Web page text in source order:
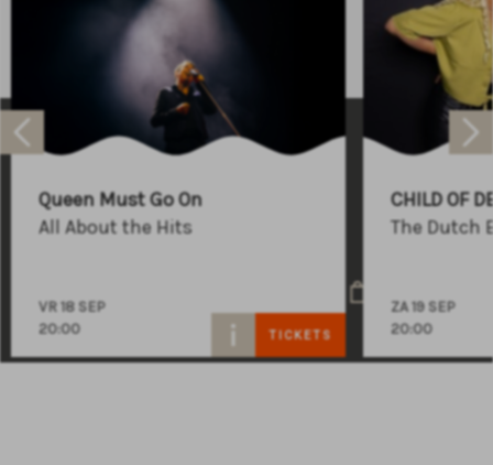
Queen Must Go On
All About the Hits
VR 18 SEP
20:00
TICKETS
CHILD OF
The Dutch
ZA 19 SEP
20:00
+31 (0)591 - 850 856
info@atlastheater.nl